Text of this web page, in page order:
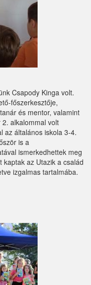
Csapody Kinga volt.
főszerkesztője,
és mentor, valamint
alkalommal volt
az általános iskola 3-4.
is a
ismerkedhettek meg
az Utazik a család
izgalmas tartalmába.